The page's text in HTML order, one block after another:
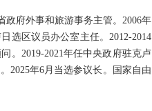
政府外事和旅游事务主管。2006年
选区议员办公室主任。2012-2014
。2019-2021年任中央政府驻克卢
2025年6月当选参议长。国家自由